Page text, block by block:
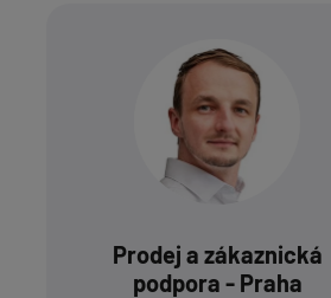
Prodej a zákaznická
podpora - Praha